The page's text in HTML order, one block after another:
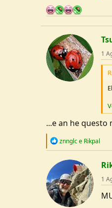
s
s
e
1
...e an he questo
R
c
i
o
n
s
znnglce Rikpal
1